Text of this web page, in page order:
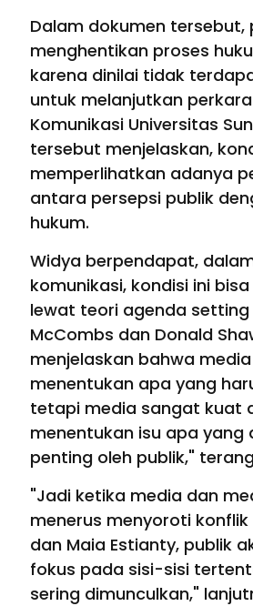
Dalam dokumen tersebut,
menghentikan proses
karena dinilai tidak
untuk melanjutkan
Komunikasi Universitas
tersebut menjelaskan,
memperlihatkan adanya
antara persepsi publik
hukum.
Widya berpendapat,
komunikasi, kondisi ini
lewat teori agenda setting
McCombs dan Donald
menjelaskan bahwa
menentukan apa yang
tetapi media sangat kuat
menentukan isu apa yang
penting oleh publik,"
"Jadi ketika media dan
menerus menyoroti konflik
dan Maia Estianty, publik
fokus pada sisi-sisi
sering dimunculkan,"